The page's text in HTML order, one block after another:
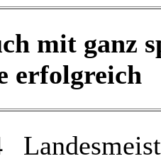
mit ganz
erfolgreich